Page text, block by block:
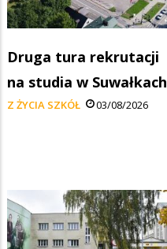
Druga tura rekrutacji
na studia w Suwałkach
Z ŻYCIA SZKÓŁ 03/08/2026